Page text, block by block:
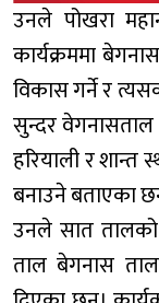
उनले पोखरा
कार्यक्रममा
विकास गर्ने र
सुन्दर
हरियाली र
बनाउने बताएका
उनले सात
ताल बेगनास